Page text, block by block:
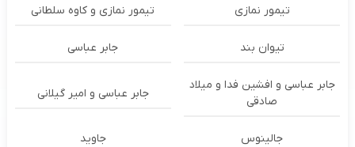
تیمور نمازی تیمور نمازی و کاوه سلطانی
تیوان بند جابر عباسی
جابر عباسی و افشین فدا و میلاد
صادقی
جابر عباسی و امیر گیلانی
جالینوس جاوید